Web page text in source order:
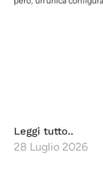
Leggi tutto..
28 Luglio 2026